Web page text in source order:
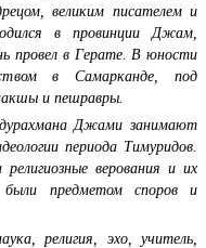
великим писателем и
в провинции Джам,
провел в Герате. В юности
в Самарканде, под
и пешравры.
Джами занимают
периода Тимуридов.
верования и их
были предметом споров и
религия, эхо, учитель,